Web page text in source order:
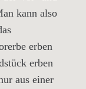
kann also
erben
erben
aus einer